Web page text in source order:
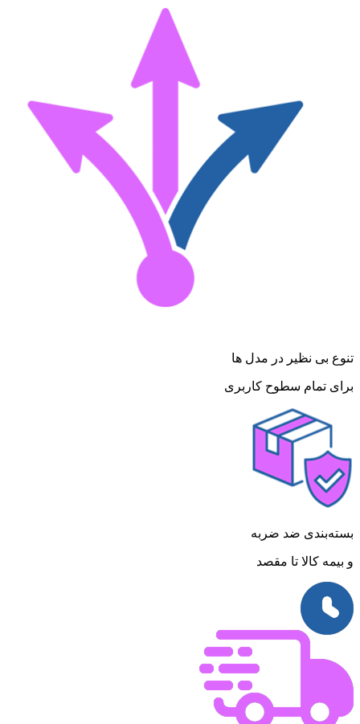
تنوع بی نظیر در مدل ها
برای تمام سطوح کاربری
بسته‌بندی ضد ضربه
و بیمه کالا تا مقصد